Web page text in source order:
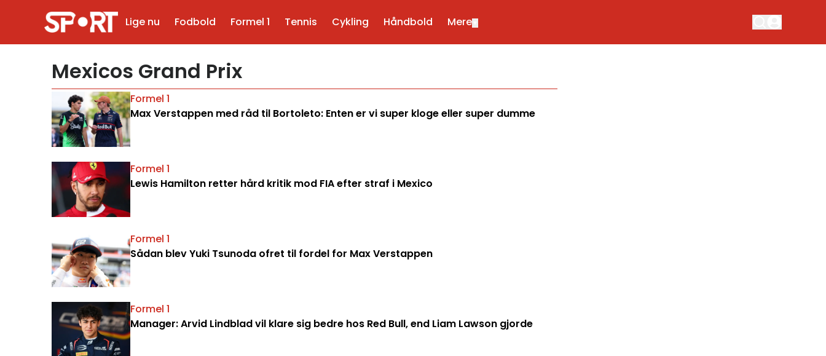
Lige nu Fodbold Formel 1 Tennis Cykling Håndbold Mere
Mexicos Grand Prix
Formel 1
Max Verstappen med råd til Bortoleto: Enten er vi super kloge eller super dumme
Formel 1
Lewis Hamilton retter hård kritik mod FIA efter straf i Mexico
Formel 1
Sådan blev Yuki Tsunoda ofret til fordel for Max Verstappen
Formel 1
Manager: Arvid Lindblad vil klare sig bedre hos Red Bull, end Liam Lawson gjorde